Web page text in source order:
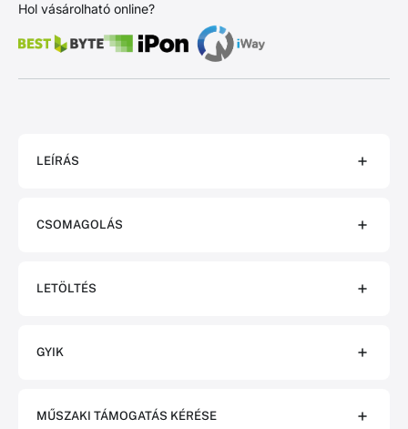
Hol vásárolható online?
LEÍRÁS
CSOMAGOLÁS
LETÖLTÉS
GYIK
MŰSZAKI TÁMOGATÁS KÉRÉSE